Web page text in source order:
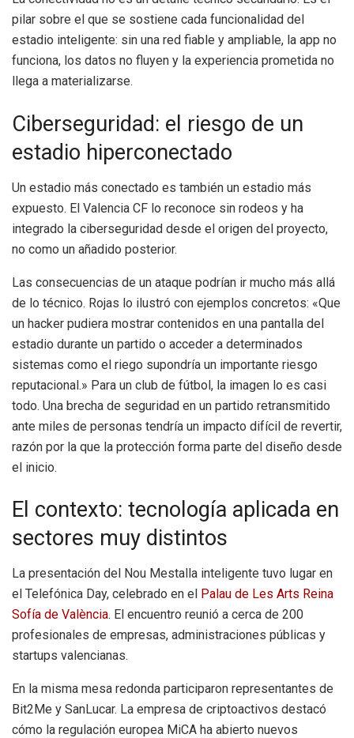
pilar sobre el que se sostiene cada funcionalidad del
estadio inteligente: sin una red fiable y ampliable, la app no
funciona, los datos no fluyen y la experiencia prometida no
llega a materializarse.
Ciberseguridad: el riesgo de un
estadio hiperconectado
Un estadio más conectado es también un estadio más
expuesto. El Valencia CF lo reconoce sin rodeos y ha
integrado la ciberseguridad desde el origen del proyecto,
no como un añadido posterior.
Las consecuencias de un ataque podrían ir mucho más allá
de lo técnico. Rojas lo ilustró con ejemplos concretos: «Que
un hacker pudiera mostrar contenidos en una pantalla del
estadio durante un partido o acceder a determinados
sistemas como el riego supondría un importante riesgo
reputacional.» Para un club de fútbol, la imagen lo es casi
todo. Una brecha de seguridad en un partido retransmitido
ante miles de personas tendría un impacto difícil de revertir,
razón por la que la protección forma parte del diseño desde
el inicio.
El contexto: tecnología aplicada en
sectores muy distintos
La presentación del Nou Mestalla inteligente tuvo lugar en
el Telefónica Day, celebrado en el Palau de Les Arts Reina
Sofía de València. El encuentro reunió a cerca de 200
profesionales de empresas, administraciones públicas y
startups valencianas.
En la misma mesa redonda participaron representantes de
Bit2Me y SanLucar. La empresa de criptoactivos destacó
cómo la regulación europea MiCA ha abierto nuevos